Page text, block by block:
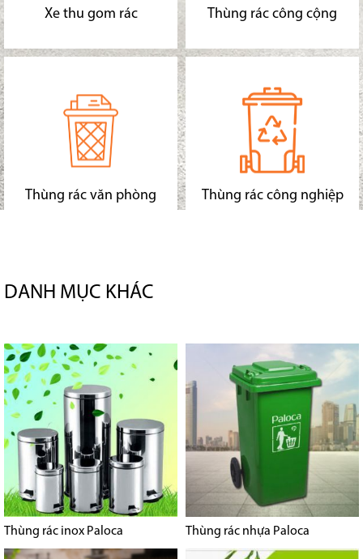
Xe thu gom rác Thùng rác công cộng
Thùng rác văn phòng Thùng rác công nghiệp
DANH MỤC KHÁC
Thùng rác inox Paloca Thùng rác nhựa Paloca